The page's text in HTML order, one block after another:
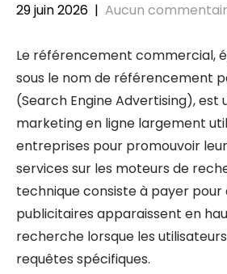
29 juin 2026 | Aucun
Le référencement commercial,
sous le nom de référencement
(Search Engine Advertising), est
marketing en ligne largement
entreprises pour promouvoir
services sur les moteurs de
technique consiste à payer pour
publicitaires apparaissent en
recherche lorsque les
requêtes spécifiques.